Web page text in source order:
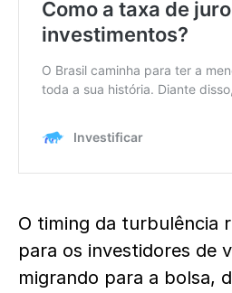
O timing da turbulência
para os investidores de
migrando para a bolsa,